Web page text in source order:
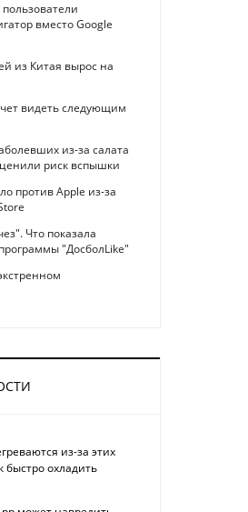
вместо Google
из Китая вырос на
видеть следующим
из-за салата
риск вспышки
против Apple из-за
Что показала
"ДосболLike"
из-за этих
быстро охладить